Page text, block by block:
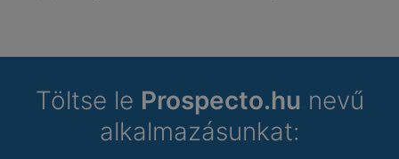
Töltse le Prospecto.hu nevű
alkalmazásunkat: